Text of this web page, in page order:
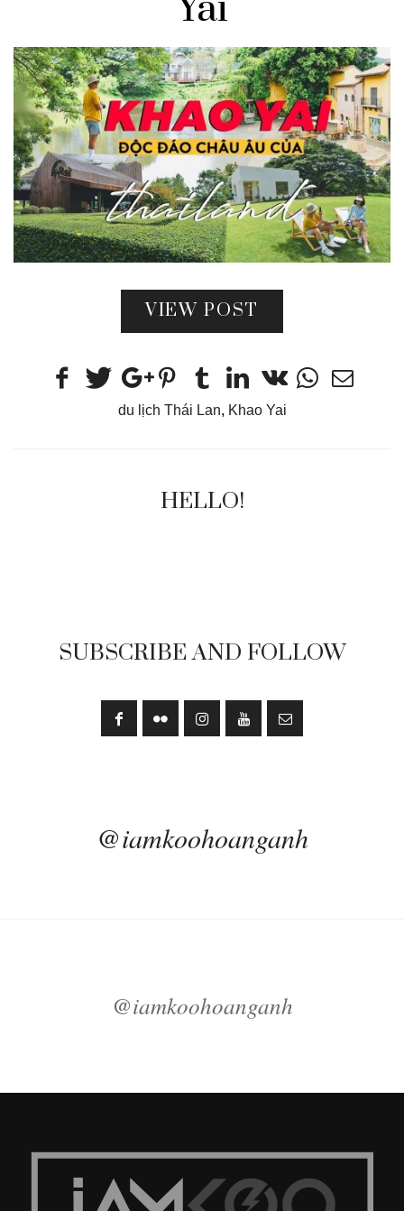
VIEW POST
du lịch Thái Lan, Khao Yai
HELLO!
SUBSCRIBE AND FOLLOW
@iamkoohoanganh
@iamkoohoanganh